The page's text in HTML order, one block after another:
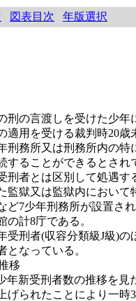
図表目次 年版選択
の言渡しを受けた少年
適用を受ける裁判時20
刑務所又は刑務所内の
することができるとされ
者とは区別して処遇す
監獄又は監獄内におい
ど7少年刑務所が設置さ
計8庁である。
刑者(収容分類級J級)の
となっている。
移
年新受刑者数の推移を
げられたことにより一